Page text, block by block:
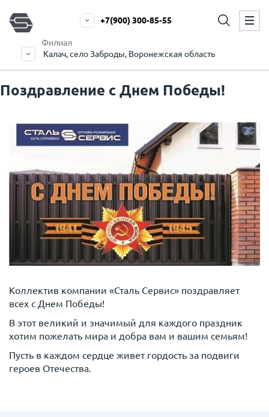
Филиал
Калач, село Заброды, Воронежская область
+7(900) 300-85-55
Поздравление с Днем Победы!
Коллектив компании «Сталь Сервис» поздравляет
всех с Днем Победы!
В этот великий и значимый для каждого праздник
хотим пожелать мира и добра вам и вашим семьям!
Пусть в каждом сердце живет гордость за подвиги
героев Отечества.